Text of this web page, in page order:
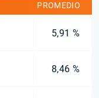
PROMEDIO
5,91 %
8,46 %